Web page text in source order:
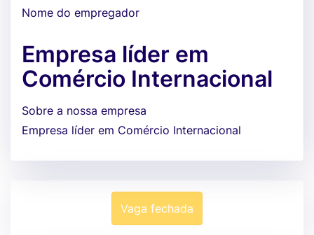
Nome do empregador
Empresa líder em
Comércio Internacional
Sobre a nossa empresa
Empresa líder em Comércio Internacional
Vaga fechada